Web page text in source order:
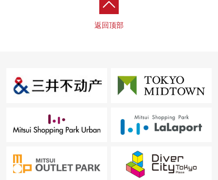
作为如果在贷款事情之前的承认正能够得到的话，能
返回顶部